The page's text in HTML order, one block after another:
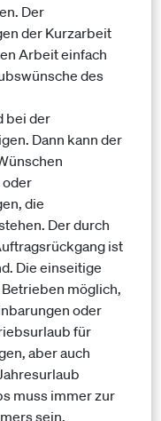
Der
der Kurzarbeit
Arbeit einfach
des
bei der
Dann kann der
die
Der durch
ist
Die einseitige
möglich,
oder
für
aber auch
muss immer zur
sein.